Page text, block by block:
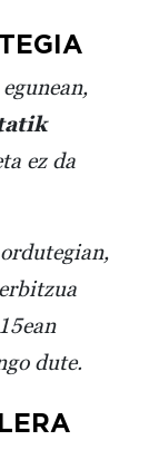
ez da
dute.